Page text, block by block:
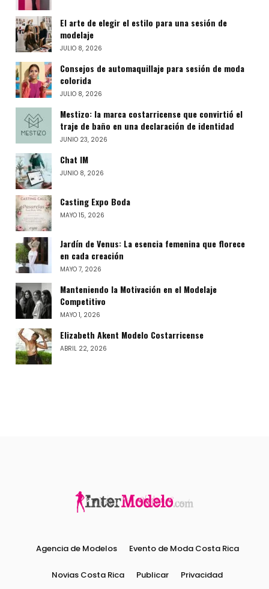
El arte de elegir el estilo para una sesión de
modelaje
JULIO 8, 2026
Consejos de automaquillaje para sesión de moda
colorida
JULIO 8, 2026
Mestizo: la marca costarricense que convirtió el
traje de baño en una declaración de identidad
JUNIO 23, 2026
Chat IM
JUNIO 8, 2026
Casting Expo Boda
MAYO 15, 2026
Jardín de Venus: La esencia femenina que florece
en cada creación
MAYO 7, 2026
Manteniendo la Motivación en el Modelaje
Competitivo
MAYO 1, 2026
Elizabeth Akent Modelo Costarricense
ABRIL 22, 2026
Agencia de Modelos Evento de Moda Costa Rica
Novias Costa Rica Publicar Privacidad